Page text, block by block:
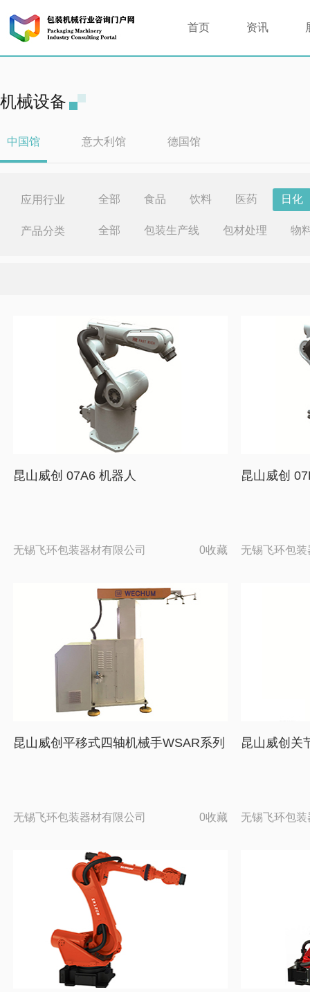
首页 资讯
机械设备
中国馆 意大利馆 德国馆
应用行业 全部 食品 饮料 医药 日化
产品分类 全部 包装生产线 包材处理 物
昆山威创 07A6 机器人
无锡飞环包装器材有限公司 0收藏
昆山威创
无锡飞环包
昆山威创平移式四轴机械手WSAR系列
无锡飞环包装器材有限公司 0收藏
昆山威创关
无锡飞环包